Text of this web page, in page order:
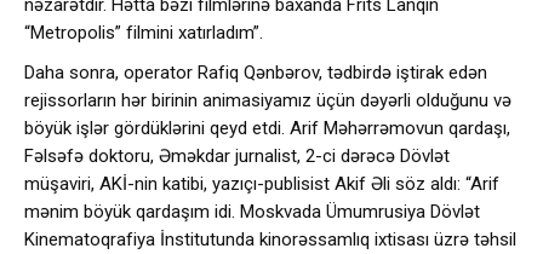
nəzarətdir. Hətta bəzi filmlərinə baxanda Frits Lanqın
“Metropolis” filmini xatırladım”.
Daha sonra, operator Rafiq Qənbərov, tədbirdə iştirak edən
rejissorların hər birinin animasiyamız üçün dəyərli olduğunu və
böyük işlər gördüklərini qeyd etdi. Arif Məhərrəmovun qardaşı,
Fəlsəfə doktoru, Əməkdar jurnalist, 2-ci dərəcə Dövlət
müşaviri, AKİ-nin katibi, yazıçı-publisist Akif Əli söz aldı: “Arif
mənim böyük qardaşım idi. Moskvada Ümumrusiya Dövlət
Kinematoqrafiya İnstitutunda kinorəssamlıq ixtisası üzrə təhsil